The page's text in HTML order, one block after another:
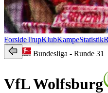
ForsideTrupKlubKampeStatistik
Bundesliga - Runde 31
VfL Wolfsburg